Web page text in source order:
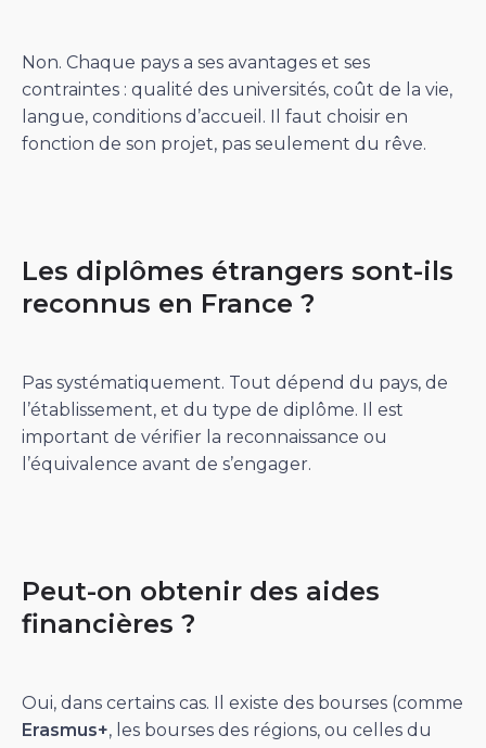
Non. Chaque pays a ses avantages et ses
contraintes : qualité des universités, coût de la vie,
langue, conditions d’accueil. Il faut choisir en
fonction de son projet, pas seulement du rêve.
Les diplômes étrangers sont-ils
reconnus en France ?
Pas systématiquement. Tout dépend du pays, de
l’établissement, et du type de diplôme. Il est
important de vérifier la reconnaissance ou
l’équivalence avant de s’engager.
Peut-on obtenir des aides
financières ?
Oui, dans certains cas. Il existe des bourses (comme
Erasmus+, les bourses des régions, ou celles du